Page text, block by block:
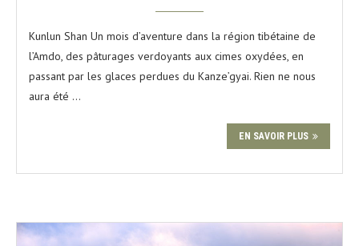
Kunlun Shan Un mois d’aventure dans la région tibétaine de
l’Amdo, des pâturages verdoyants aux cimes oxydées, en
passant par les glaces perdues du Kanze’gyai. Rien ne nous
aura été …
EN SAVOIR PLUS